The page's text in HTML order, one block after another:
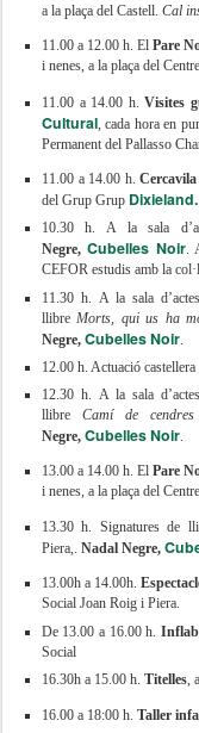
a la plaça del Castell. Cal
11.00 a 12.00 h. El Pare
i nenes, a la plaça del
11.00 a 14.00 h.Visites
Cultural, cada hora en
Permanent del Pallasso
11.00 a 14.00 h.
del Grup GrupDixieland.
10.30 h. A la sala
Negre, Cubelles Noir.
CEFOR estudis amb la
11.30 h. A la sala
llibre Morts, qui us ha
Negre, Cubelles Noir.
12.00 h. Actuació
12.30 h. A la sala
llibreCamí de cendres
Negre, Cubelles Noir.
13.00 a 14.00 h. El Pare
i nenes, a la plaça del
13.30 h. Signatures de
Piera,. Nadal Negre,
13.00h a 14.00h.
Social Joan Roig i Piera.
De 13.00 a 16.00 h.
Social
16.30h a 15.00 h. Titelles,
16.00 a 18:00 h. Taller